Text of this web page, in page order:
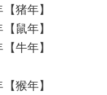
猪年】
鼠年】
牛年】
猴年】